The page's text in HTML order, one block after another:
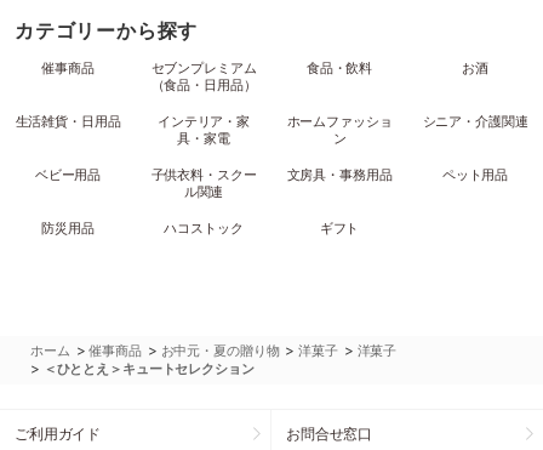
カテゴリーから探す
催事商品
セブンプレミアム
（食品・日用品）
食品・飲料 お酒
生活雑貨・日用品
インテリア・家
具・家電
ホームファッショ
ン
シニア・介護関連
ベビー用品
子供衣料・スクー
ル関連
文房具・事務用品 ペット用品
防災用品 ハコストック ギフト
ホーム >催事商品 > お中元・夏の贈り物 >洋菓子 > 洋菓子
> ＜ひととえ＞キュートセレクション
ご利用ガイド お問合せ窓口